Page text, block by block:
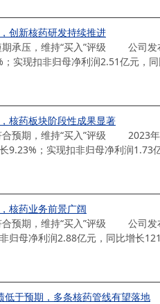
创新核药研发持续推进
，维持“买入”评级 公司发布
实现扣非归母净利润2.51亿元，
核药板块阶段性成果显著
，维持“买入”评级 2023年8月
9.23%；实现扣非归母净利润
核药业务前景广阔
，维持“买入”评级 公司发布
归母净利润2.88亿元，同比增长
于预期，多条核药管线有望落地